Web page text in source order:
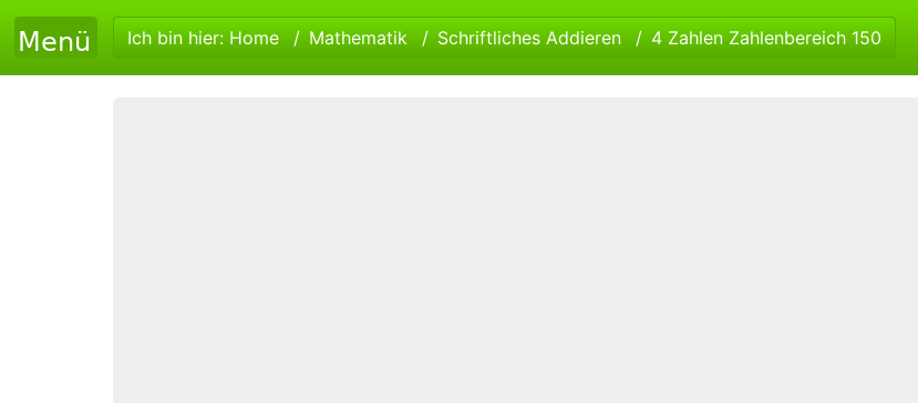
Ich bin hier: Home Mathematik Schriftliches Addieren 4 Zahlen Zahlenbereich 150